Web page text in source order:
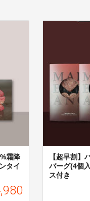
霜降
タイ
【超早割】
バーグ(4個
ス付き